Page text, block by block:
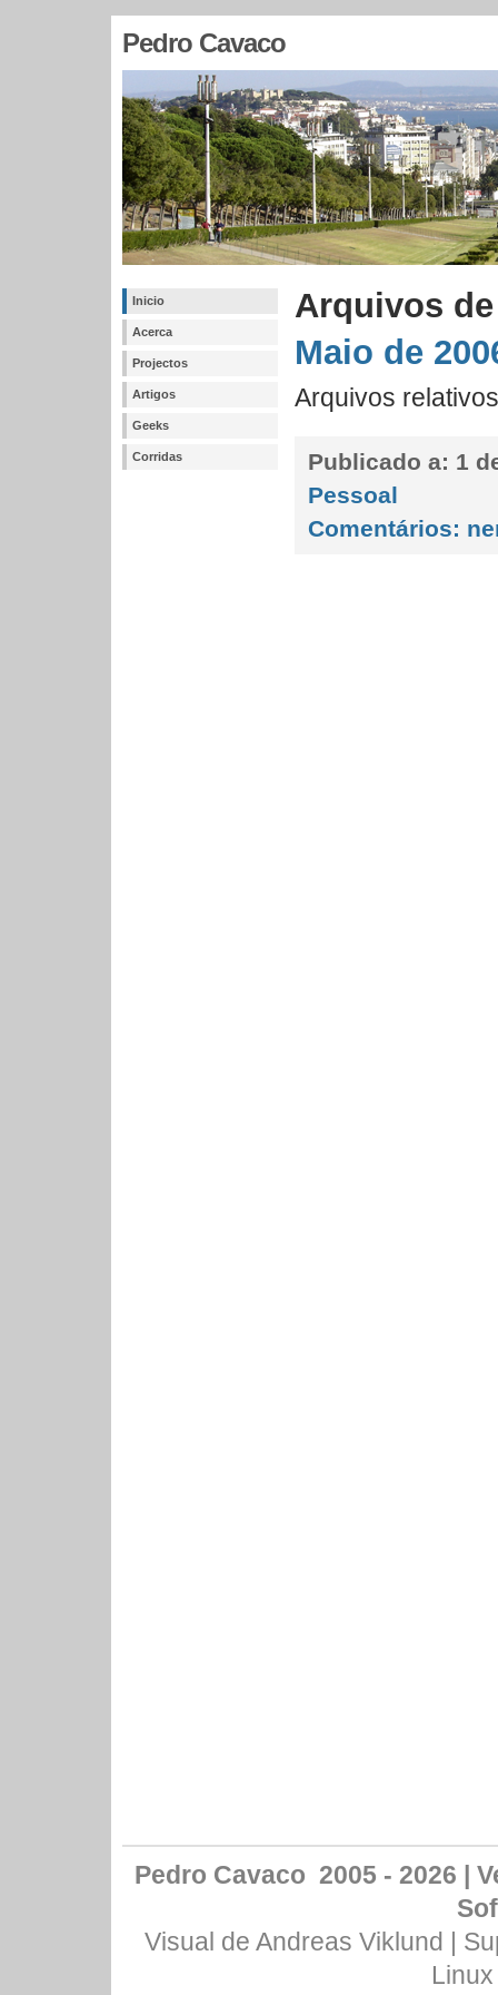
Pedro Cavaco
Inicio
Acerca
Projectos
Artigos
Geeks
Corridas
Arquivos
Maio de
Arquivos
Publicado a: 1
Pessoal
Comentários:
Pedro Cavaco 2005 - 2026 |
Visual de Andreas Viklund |
Linux